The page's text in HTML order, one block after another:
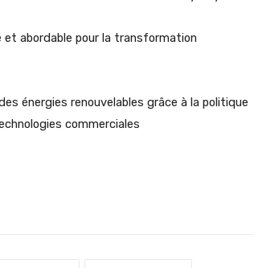
et abordable pour la transformation
énergies renouvelables grâce à la politique
commerciales